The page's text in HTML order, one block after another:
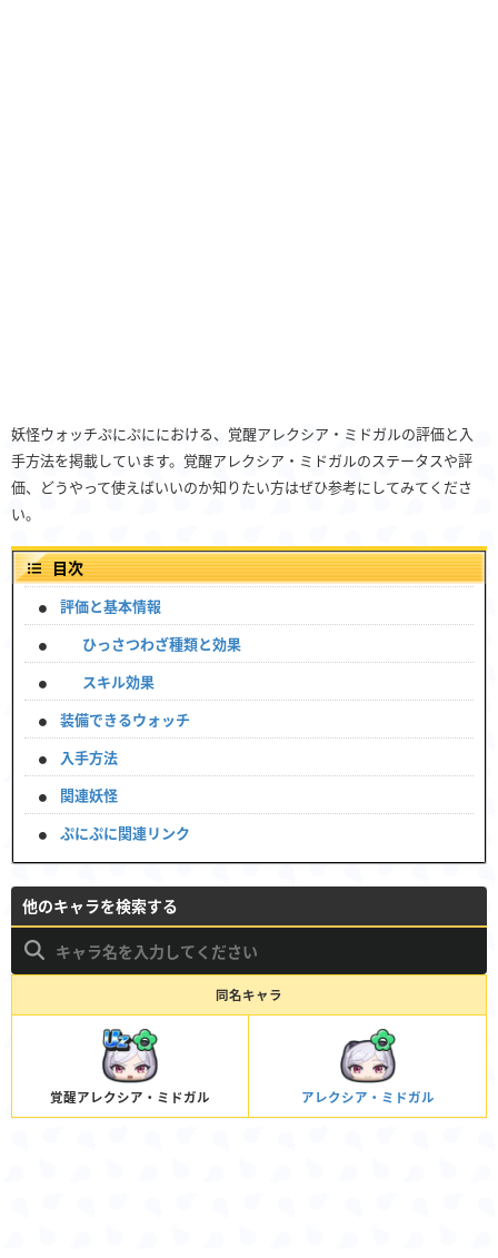
妖怪ウォッチぷにぷににおける、覚醒アレクシア・ミドガルの評価と入
手方法を掲載しています。覚醒アレクシア・ミドガルのステータスや評
価、どうやって使えばいいのか知りたい方はぜひ参考にしてみてくださ
い。
目次
評価と基本情報
ひっさつわざ種類と効果
スキル効果
装備できるウォッチ
入手方法
関連妖怪
ぷにぷに関連リンク
他のキャラを検索する
同名キャラ
覚醒アレクシア・ミドガル アレクシア・ミドガル